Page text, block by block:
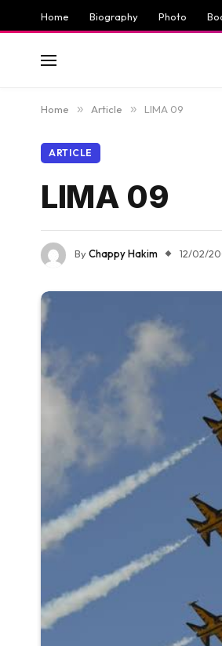
Home Biography Photo
Home » Article » LIMA 09
ARTICLE
LIMA 09
ByChappy Hakim 12/02/